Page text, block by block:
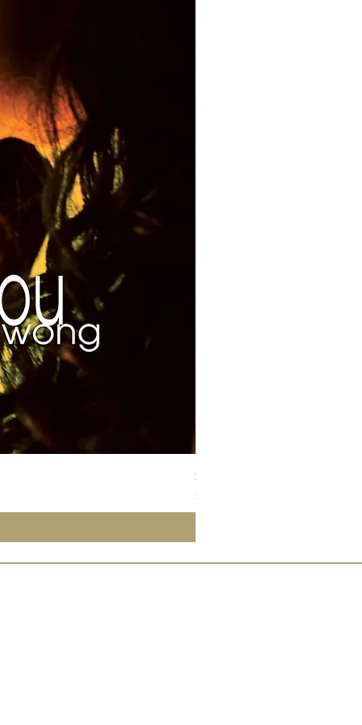
Susan Wong：靠近你（25週
價格
$700.00